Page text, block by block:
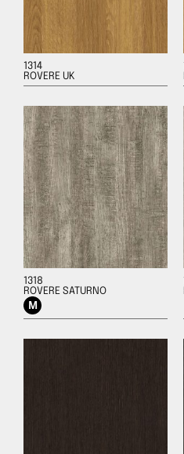
1314
ROVERE UK
1318
ROVERE SATURNO